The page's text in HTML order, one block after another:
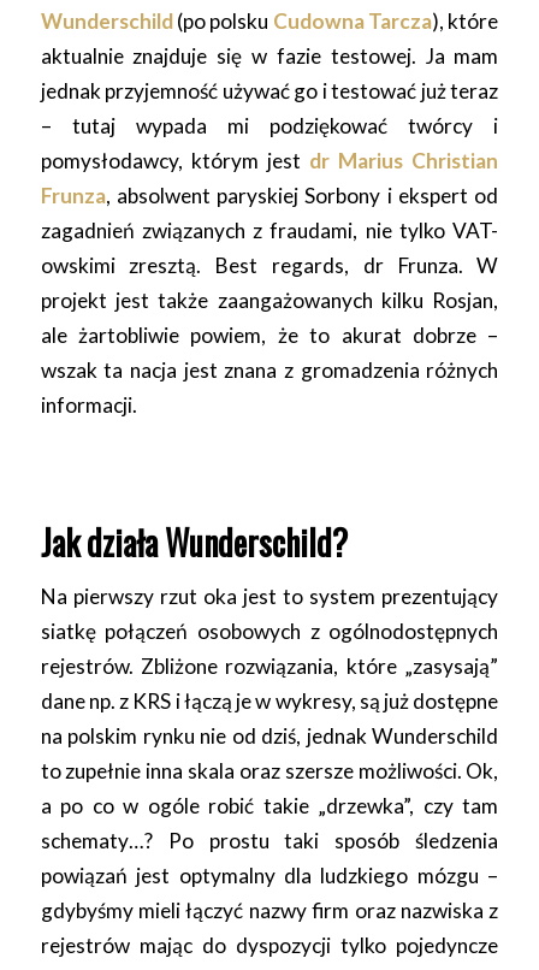
Wunderschild(po polsku Cudowna Tarcza), które
aktualnie znajduje się w fazie testowej. Ja mam
jednak przyjemność używać go i testować już teraz
– tutaj wypada mi podziękować twórcy i
pomysłodawcy, którym jest dr Marius Christian
Frunza, absolwent paryskiej Sorbony i ekspert od
zagadnień związanych z fraudami, nie tylko VAT-
owskimi zresztą. Best regards, dr Frunza. W
projekt jest także zaangażowanych kilku Rosjan,
ale żartobliwie powiem, że to akurat dobrze –
wszak ta nacja jest znana z gromadzenia różnych
informacji.
Jak działa Wunderschild?
Na pierwszy rzut oka jest to system prezentujący
siatkę połączeń osobowych z ogólnodostępnych
rejestrów. Zbliżone rozwiązania, które „zasysają”
dane np. z KRS i łączą je w wykresy, są już dostępne
na polskim rynku nie od dziś, jednak Wunderschild
to zupełnie inna skala oraz szersze możliwości. Ok,
a po co w ogóle robić takie „drzewka”, czy tam
schematy…? Po prostu taki sposób śledzenia
powiązań jest optymalny dla ludzkiego mózgu –
gdybyśmy mieli łączyć nazwy firm oraz nazwiska z
rejestrów mając do dyspozycji tylko pojedyncze